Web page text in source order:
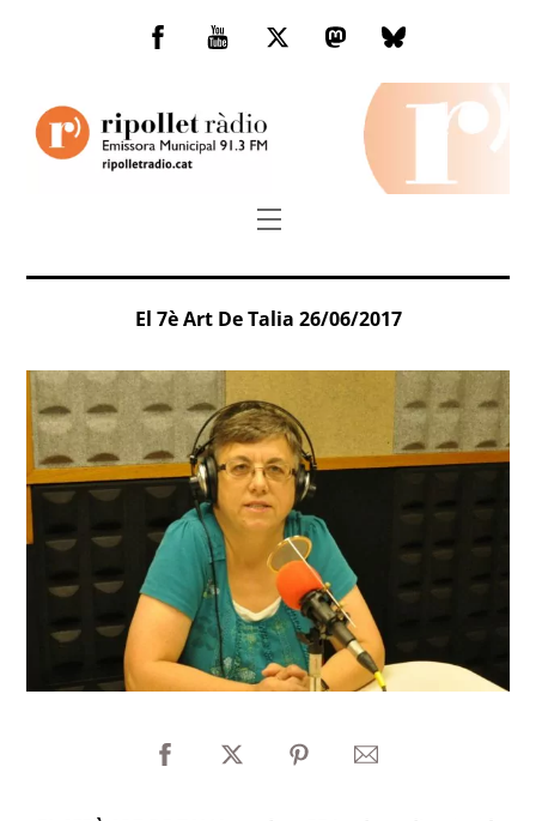
Facebook
You
TwitterMastodonBluesky
Menu
El 7è Art De Talia 26/06/2017